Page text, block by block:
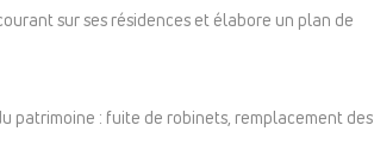
sur ses résidences et élabore un plan de
patrimoine : fuite de robinets, remplacement des